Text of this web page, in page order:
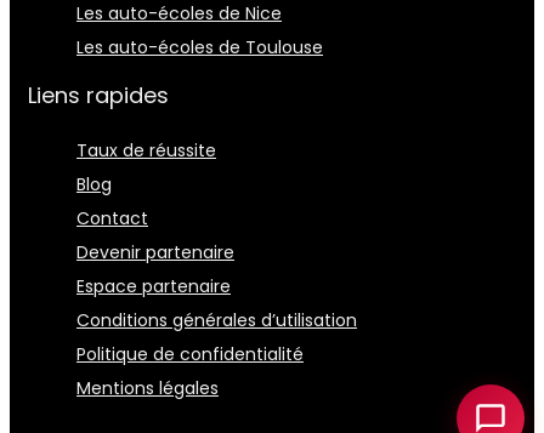
Les auto-écoles de Nice
Les auto-écoles de Toulouse
Liens rapides
Taux de réussite
Blog
Contact
Devenir partenaire
Espace partenaire
Conditions générales d’utilisation
Politique de confidentialité
Mentions légales